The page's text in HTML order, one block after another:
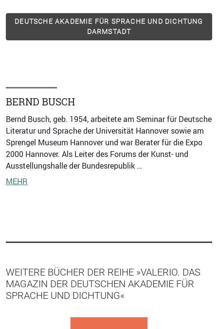
DEUTSCHE AKADEMIE FÜR SPRACHE UND DICHTUNG
DARMSTADT
BERND BUSCH
Bernd Busch, geb. 1954, arbeitete am Seminar für Deutsche
Literatur und Sprache der Universität Hannover sowie am
Sprengel Museum Hannover und war Berater für die Expo
2000 Hannover. Als Leiter des Forums der Kunst- und
Ausstellungshalle der Bundesrepublik …
MEHR
WEITERE BÜCHER DER REIHE »VALERIO. DAS
MAGAZIN DER DEUTSCHEN AKADEMIE FÜR
SPRACHE UND DICHTUNG«